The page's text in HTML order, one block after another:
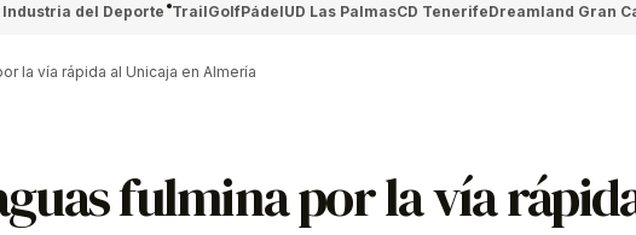
Industria del Deporte TrailGolfPádelUD Las PalmasCD TenerifeDreamland Gran
la vía rápida al Unicaja en Almería
fulmina por la vía